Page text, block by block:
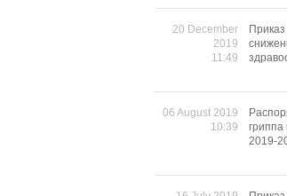
20 December
2019
11:49
06 August 2019
10:39
гриппа
2019-